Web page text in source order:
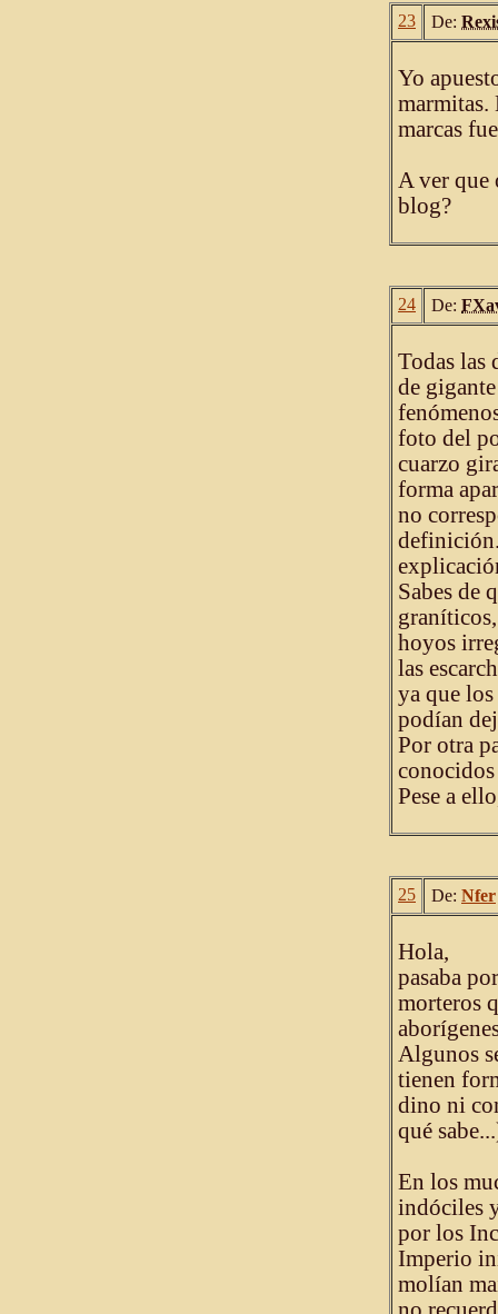
23 De:
Yo
marmitas.
marcas
A ver que
blog?
24 De:
Todas las
de
foto del
cuarzo
forma
no
Sabes de
hoyos
las
ya que
podían
Por otra
Pese a
25 De: Nfer
Hola,
pasaba
morteros
Algunos
tienen
dino ni
qué
En los
indóciles
por los
Imperio
molían